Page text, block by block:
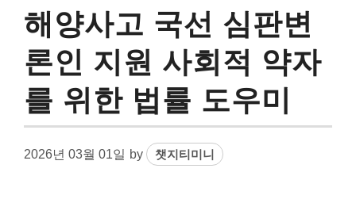
해양사고 국선 심판변
론인 지원 사회적 약자
를 위한 법률 도우미
2026년 03월 01일 by 챗지티미니